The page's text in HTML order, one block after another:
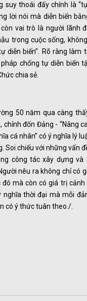
suy thoái đấy chính là
lời nói mà diễn biến
vai trò là người lãnh
trong cuộc sống,
diễn biến”. Rõ ràng làm
chống tự diễn biến
chia sẻ.
50 năm qua càng
chỉnh đốn Đảng - “Nâng
cá nhân” có ý nghĩa lý
Soi chiếu với những vấn
công tác xây dựng và
nêu ra không chỉ có
đó mà còn có giá trị
nghĩa thời đại mà mỗi
có ý thức tuân theo./.